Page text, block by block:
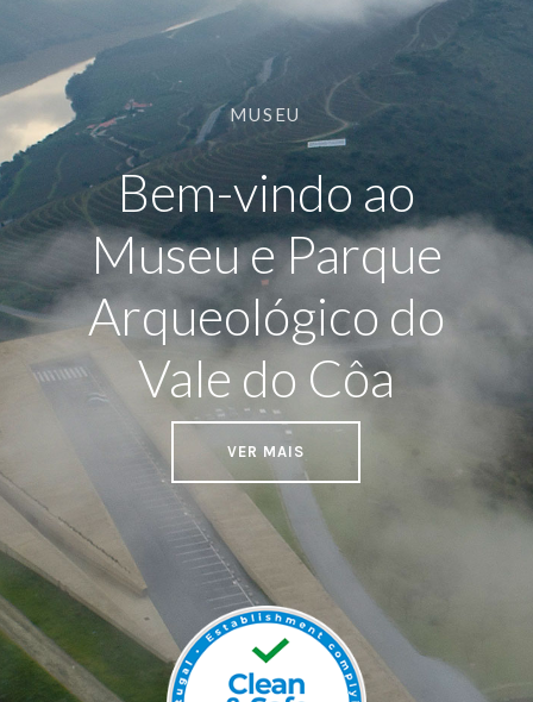
VER MAIS
MUSEU
Bem-vindo ao
Museu e Parque
Arqueológico do
Vale do Côa